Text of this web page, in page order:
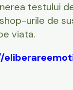
testului
urile de
viata.